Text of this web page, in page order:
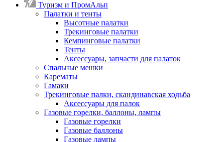
Туризм и ПромАльп
Палатки и тенты
Высотные палатки
Трекинговые палатки
Кемпинговые палатки
Тенты
Аксессуары, запчасти для палаток
Спальные мешки
Карематы
Гамаки
Трекинговые палки, скандинавская ходьба
Аксессуары для палок
Газовые горелки, баллоны, лампы
Газовые горелки
Газовые баллоны
Газовые лампы